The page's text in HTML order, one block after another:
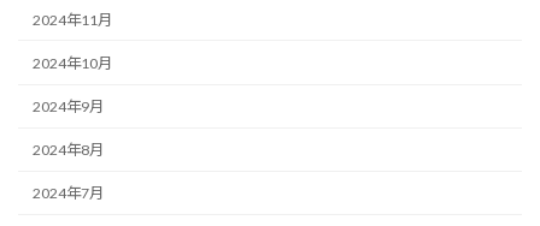
2024年11月
2024年10月
2024年9月
2024年8月
2024年7月